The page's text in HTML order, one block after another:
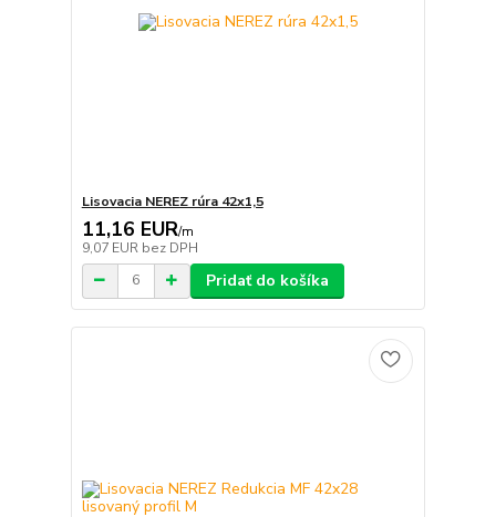
Lisovacia NEREZ rúra 42x1,5
11,16 EUR/m
9,07 EUR bez DPH
Pridať do košíka